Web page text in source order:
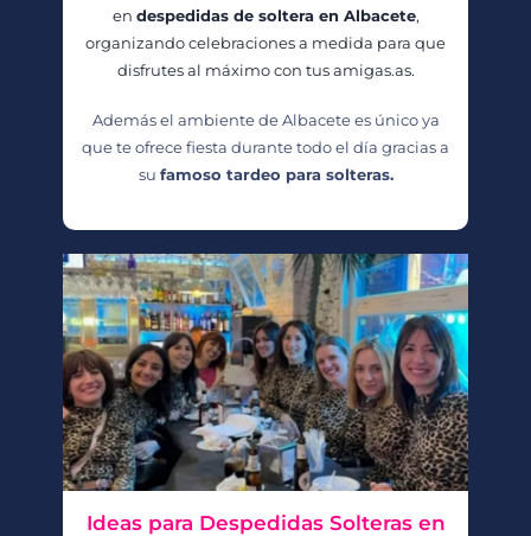
en despedidas de soltera en Albacete,
organizando celebraciones a medida para que
disfrutes al máximo con tus amigas.as.
Además el ambiente de Albacete es único ya
que te ofrece fiesta durante todo el día gracias a
su famoso tardeo para solteras.
Ideas para Despedidas Solteras en